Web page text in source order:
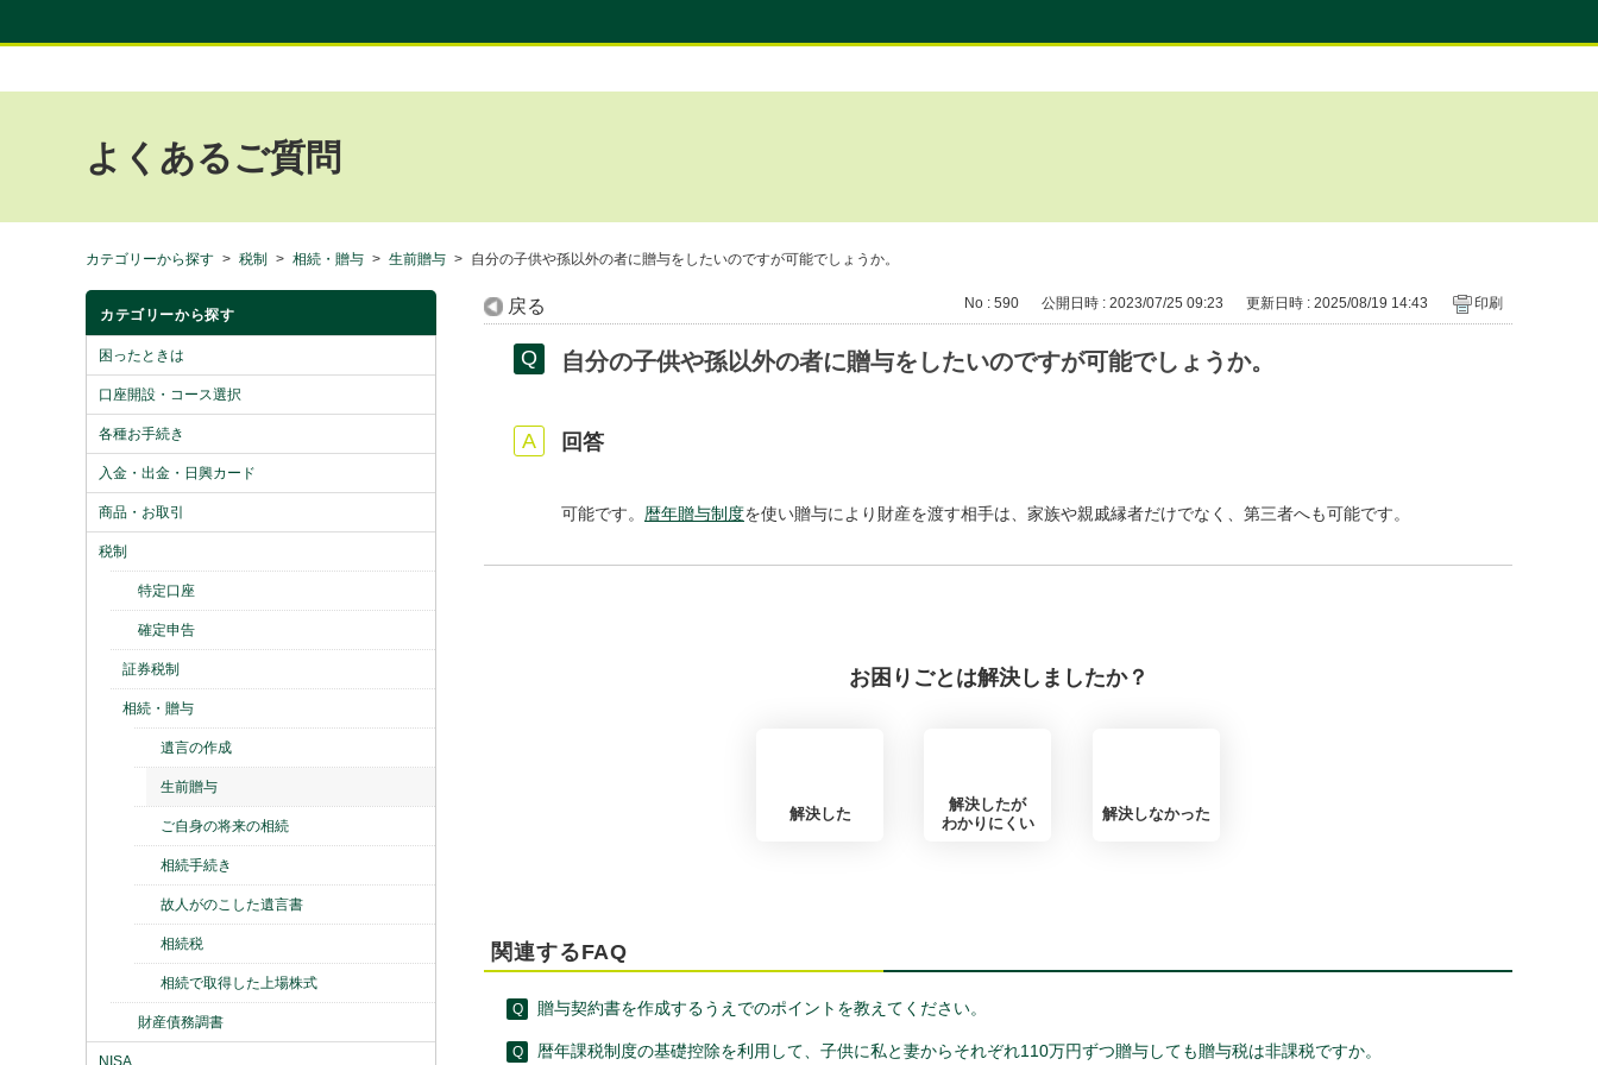
よくあるご質問
カテゴリーから探す > 税制 > 相続・贈与 > 生前贈与 > 自分の子供や孫以外の者に贈与をしたいのですが可能でしょうか。
カテゴリーから探す
困ったときは
口座開設・コース選択
各種お手続き
入金・出金・日興カード
商品・お取引
税制
特定口座
確定申告
証券税制
相続・贈与
遺言の作成
生前贈与
ご自身の将来の相続
相続手続き
故人がのこした遺言書
相続税
相続で取得した上場株式
財産債務調書
NISA
戻る No : 590 公開日時 : 2023/07/25 09:23 更新日時 : 2025/08/19 14:43 印刷
自分の子供や孫以外の者に贈与をしたいのですが可能でしょうか。
回答
可能です。 暦年贈与制度を使い贈与により財産を渡す相手は、家族や親戚縁者だけでなく、第三者へも可能です。
お困りごとは解決しましたか？
解決した
解決したが
わかりにくい
解決しなかった
関連するFAQ
贈与契約書を作成するうえでのポイントを教えてください。
暦年課税制度の基礎控除を利用して、子供に私と妻からそれぞれ110万円ずつ贈与しても贈与税は非課税ですか。